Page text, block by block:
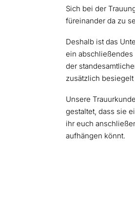
Sich bei der
füreinander da zu
Deshalb ist das
ein abschließendes
der
zusätzlich
Unsere
gestaltet, dass sie
ihr euch
aufhängen könnt.